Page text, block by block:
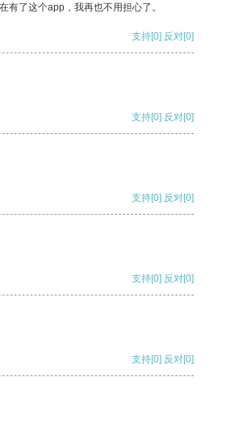
了这个app，我再也不用担心了。
支持[0] 反对[0]
支持[0] 反对[0]
支持[0] 反对[0]
支持[0] 反对[0]
支持[0] 反对[0]